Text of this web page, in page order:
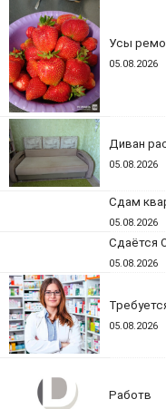
Усы
05.08.2026
Диван
05.08.2026
Сдам
05.08.2026
Сдаётся
05.08.2026
05.08.2026
Работв